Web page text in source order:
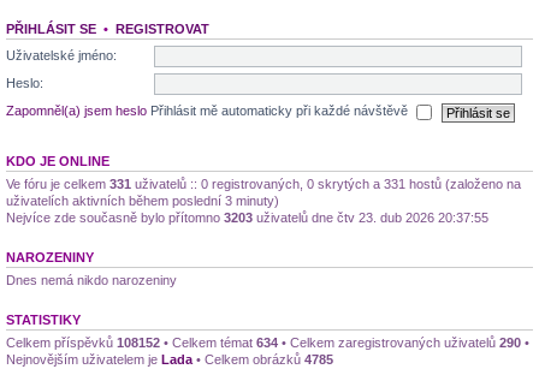
PŘIHLÁSIT SE • REGISTROVAT
Uživatelské jméno:
Heslo:
Zapomněl(a) jsem heslo Přihlásit mě automaticky při každé návštěvě
KDO JE ONLINE
Ve fóru je celkem 331 uživatelů :: 0 registrovaných, 0 skrytých a 331 hostů (založeno na
uživatelích aktivních během poslední 3 minuty)
Nejvíce zde současně bylo přítomno 3203 uživatelů dne čtv 23. dub 2026 20:37:55
NAROZENINY
Dnes nemá nikdo narozeniny
STATISTIKY
Celkem příspěvků 108152 • Celkem témat 634 • Celkem zaregistrovaných uživatelů 290 •
Nejnovějším uživatelem je Lada • Celkem obrázků 4785